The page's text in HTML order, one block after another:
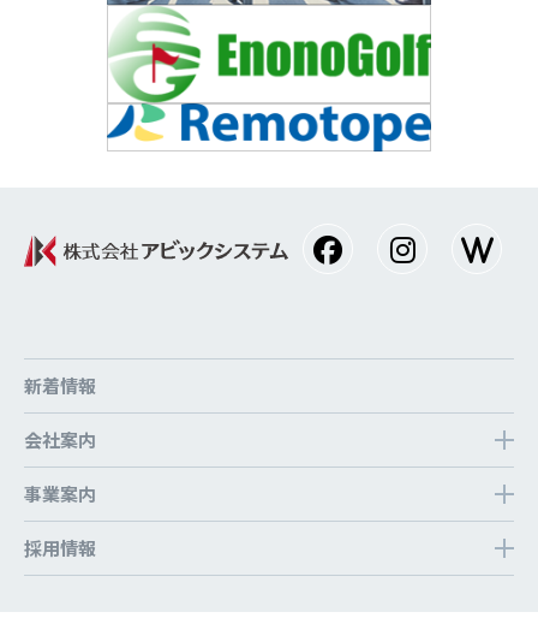
新着情報
会社案内
事業案内
採⽤情報